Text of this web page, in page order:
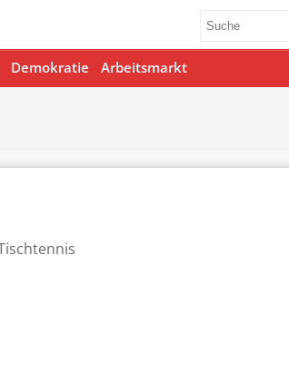
Demokratie Arbeitsmarkt